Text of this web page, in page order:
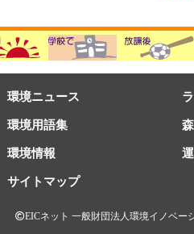
環境ニュース
環境用語集
環境情報
サイトマップ
EICネット 一般財団法人環境イノベー